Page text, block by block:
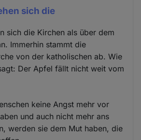
sich die
sich die Kirchen als über dem
Immerhin stammt die
von der katholischen ab. Wie
Der Apfel fällt nicht weit vom
keine Angst mehr vor
und auch nicht mehr ans
werden sie dem Mut haben, die